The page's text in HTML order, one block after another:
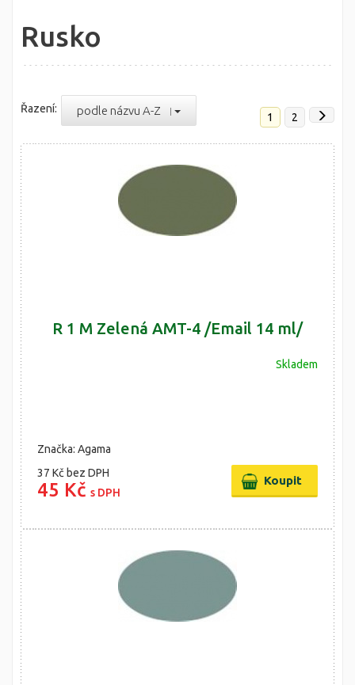
Rusko
Řazení: podle názvu A-Z 1 2
R 1 M Zelená AMT-4 /Email 14 ml/
Skladem
Značka: Agama
37 Kč bez DPH
45 Kč s DPH